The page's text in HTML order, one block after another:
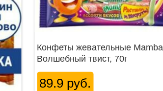
Конфеты жевательные Mamba
Волшебный твист, 70г
89.9 руб.